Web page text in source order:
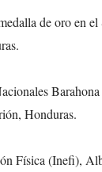
de oro en
Honduras.
Física (Inefi),